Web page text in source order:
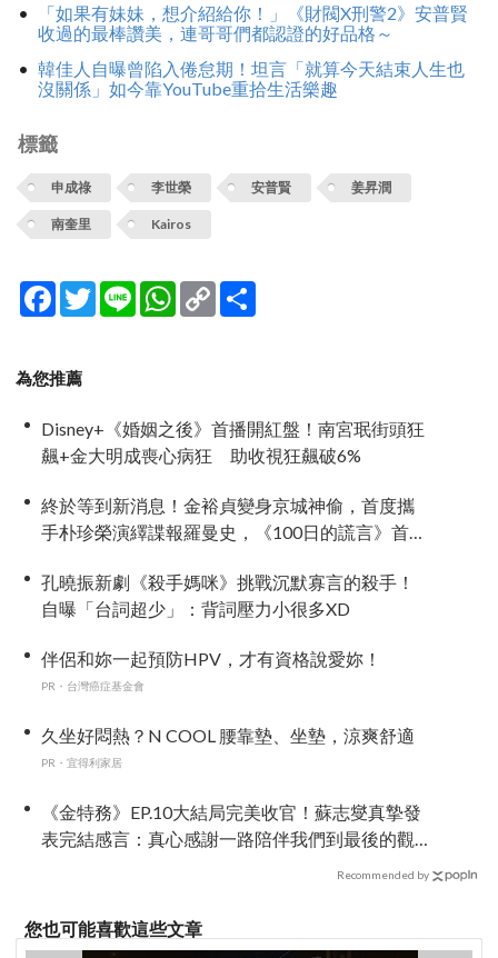
「如果有妹妹，想介紹給你！」《財閥X刑警2》安普賢
收過的最棒讚美，連哥哥們都認證的好品格～
韓佳人自曝曾陷入倦怠期！坦言「就算今天結束人生也
沒關係」如今靠YouTube重拾生活樂趣
標籤
申成祿 李世榮 安普賢 姜昇潤
南奎里 Kairos
Facebook
TwitterLine WhatsApp
Copy
Link
為您推薦
Disney+《婚姻之後》首播開紅盤！南宮珉街頭狂
飆+金大明成喪心病狂 助收視狂飆破6%
終於等到新消息！金裕貞變身京城神偷，首度攜
手朴珍榮演繹諜報羅曼史，《100日的謊言》首波
孔曉振新劇《殺手媽咪》挑戰沉默寡言的殺手！
自曝「台詞超少」：背詞壓力小很多XD
伴侶和妳一起預防HPV，才有資格說愛妳！
PR・台灣癌症基金會
久坐好悶熱？N COOL 腰靠墊、坐墊，涼爽舒適
PR・宜得利家居
《金特務》EP.10大結局完美收官！蘇志燮真摯發
表完結感言：真心感謝一路陪伴我們到最後的觀
Recommended by
您也可能喜歡這些文章